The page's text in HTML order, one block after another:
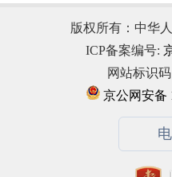
版权所有：中华
ICP备案编号:
网站标识
京公网安备